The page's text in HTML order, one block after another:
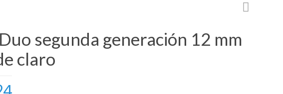
segunda generación 12 mm
claro